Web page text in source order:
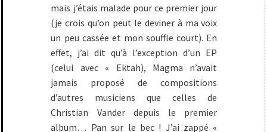
mais j’étais malade pour ce premier jour
(je crois qu’on peut le deviner à ma voix
un peu cassée et mon souffle court). En
effet, j’ai dit qu’à l’exception d’un EP
(celui avec « Ektah), Magma n’avait
jamais proposé de compositions
d’autres musiciens que celles de
Christian Vander depuis le premier
album… Pan sur le bec ! J’ai zappé «